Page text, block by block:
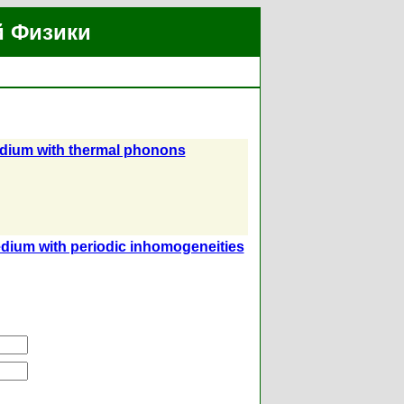
Физики
with thermal phonons
with periodic inhomogeneities